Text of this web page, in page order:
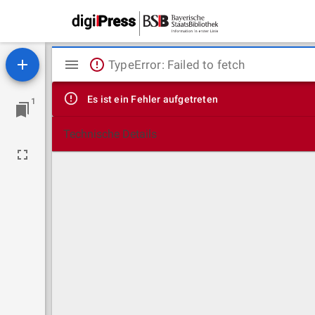
1
Mirador
Viewer
TypeError: Failed to fetch
Es ist ein Fehler aufgetreten
Technische Details